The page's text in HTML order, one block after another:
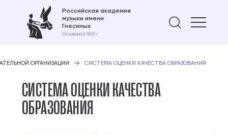
Российская академия
музыки имени
Гнесиных
Основана в 1895 г.
Найти
ОРГАНИЗАЦИИ СИСТЕМА ОЦЕНКИ КАЧЕСТВА ОБРАЗОВАНИЯ
СИСТЕМА ОЦЕНКИ КАЧЕСТВА
ОБРАЗОВАНИЯ